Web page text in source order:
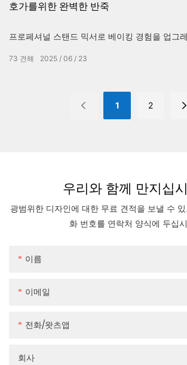
호가를위한 완벽한 반죽
프로페셔널 스탠드 믹서로 베이킹 경험을 업그
2025 06 23
73 견해
1 2
우리와 함께 만지십
광범위한 디자인에 대한 무료 견적을 보낼 수
화 번호를 연락처 양식에 두십
이름
이메일
전화/왓츠앱
회사